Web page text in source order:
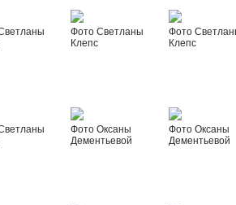
Фото Светланы
Клепс
Фото
Клепс
Фото Оксаны
Дементьевой
Фото Оксаны
Дементьевой